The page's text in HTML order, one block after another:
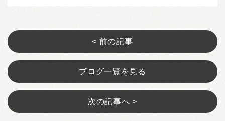
< 前の記事
ブログ一覧を見る
次の記事へ >